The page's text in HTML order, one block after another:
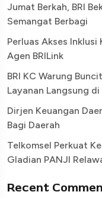
Jumat Berkah, BRI
Semangat Berbagi
Perluas Akses Inklusi
Agen BRILink
BRI KC Warung
Layanan Langsung di
Dirjen Keuangan
Bagi Daerah
Telkomsel Perkuat
Gladian PANJI
Recent